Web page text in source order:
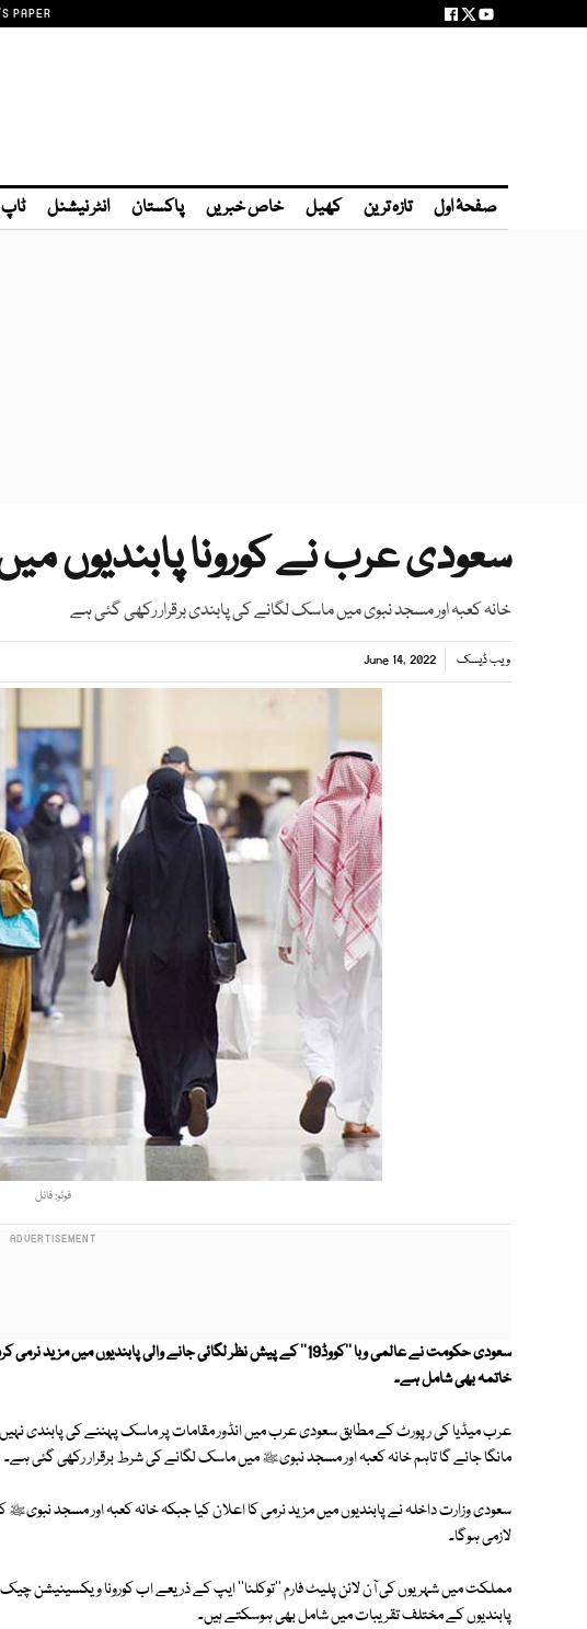
PAPER
صفحۂ اول تازہ ترین کھیل خاص خبریں پاکستان انٹر نیشنل ٹاپ
سعودی عرب نے کورونا پابندیوں
خانہ کعبہ اور مسجد نبوی میں ماسک لگانے کی پابندی برقرار رکھی گئی ہے
ویب ڈیسک June 14, 2022
فوٹو: فائل
سعودی حکومت نے عالمی وبا ''کووڈ19'' کے پیش نظر لگائی جانے والی
خاتمہ بھی شامل ہے۔
عرب میڈیا کی رپورٹ کے مطابق سعودی عرب میں انڈور مقامات پر ماسک پہننے کی پابندی
مانگا جائے گا تاہم خانہ کعبہ اور مسجد نبویﷺ میں ماسک لگانے کی شرط برقرار رکھی گئی ہے۔
سعودی وزارت داخلہ نے پابندیوں میں مزید نرمی کا اعلان کیا جبکہ خانہ کعبہ اور مسجد
لازمی ہوگا۔
مملکت میں شہریوں کی آن لائن پلیٹ فارم ''توکلنا'' ایپ کے ذریعے اب کورونا ویکسینیشن
پابندیوں کے مختلف تقریبات میں شامل بھی ہوسکتے ہیں۔